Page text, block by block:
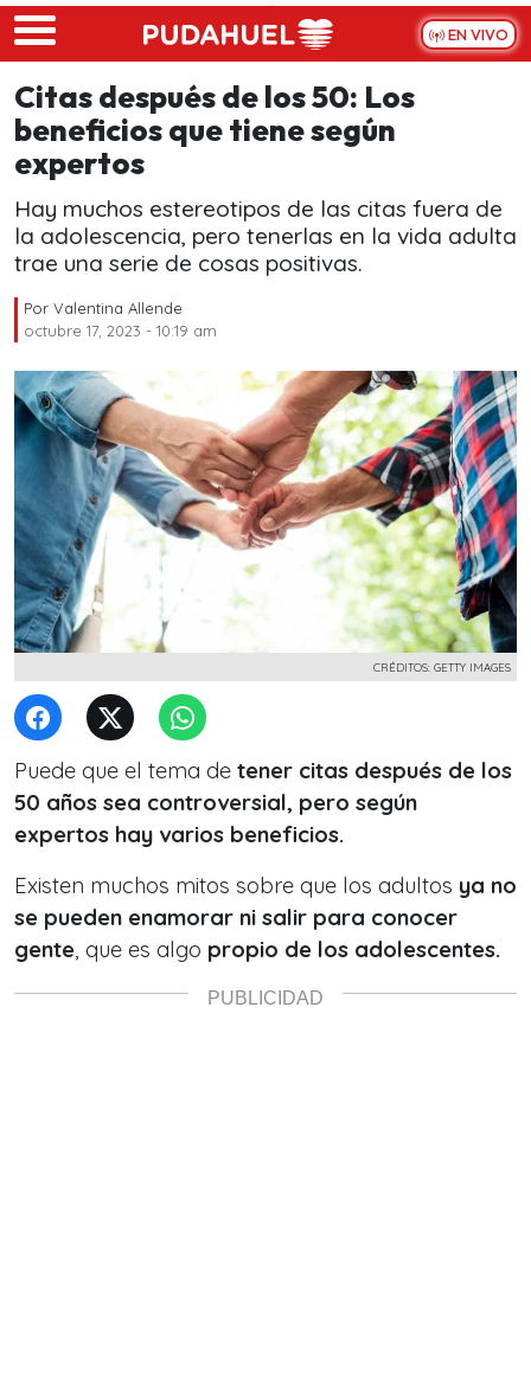
Skip to main content
EN VIVO
Citas después de los 50: Los
beneficios que tiene según
expertos
Hay muchos estereotipos de las citas fuera de
la adolescencia, pero tenerlas en la vida adulta
trae una serie de cosas positivas.
Por Valentina Allende
octubre 17, 2023 - 10:19 am
CRÉDITOS: GETTY IMAGES
Puede que el tema de tener citas después de los
50 años sea controversial, pero según
expertos hay varios beneficios.
Existen muchos mitos sobre que los adultos ya no
se pueden enamorar ni salir para conocer
gente, que es algo propio de los adolescentes.